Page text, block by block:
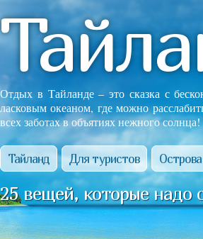
Отдых в Тайланде – это сказка с
ласковым океаном, где можно
всех заботах в объятиях нежного солнца!
Тайланд Для туристов
25 вещей, которые надо